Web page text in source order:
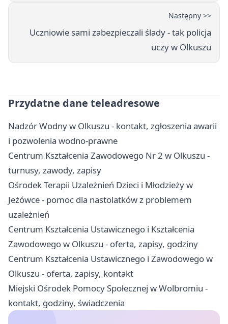
Następny >>
Uczniowie sami zabezpieczali ślady - tak policja
uczy w Olkuszu
Przydatne dane teleadresowe
Nadzór Wodny w Olkuszu - kontakt, zgłoszenia awarii
i pozwolenia wodno-prawne
Centrum Kształcenia Zawodowego Nr 2 w Olkuszu -
turnusy, zawody, zapisy
Ośrodek Terapii Uzależnień Dzieci i Młodzieży w
Jeżówce - pomoc dla nastolatków z problemem
uzależnień
Centrum Kształcenia Ustawicznego i Kształcenia
Zawodowego w Olkuszu - oferta, zapisy, godziny
Centrum Kształcenia Ustawicznego i Zawodowego w
Olkuszu - oferta, zapisy, kontakt
Miejski Ośrodek Pomocy Społecznej w Wolbromiu -
kontakt, godziny, świadczenia